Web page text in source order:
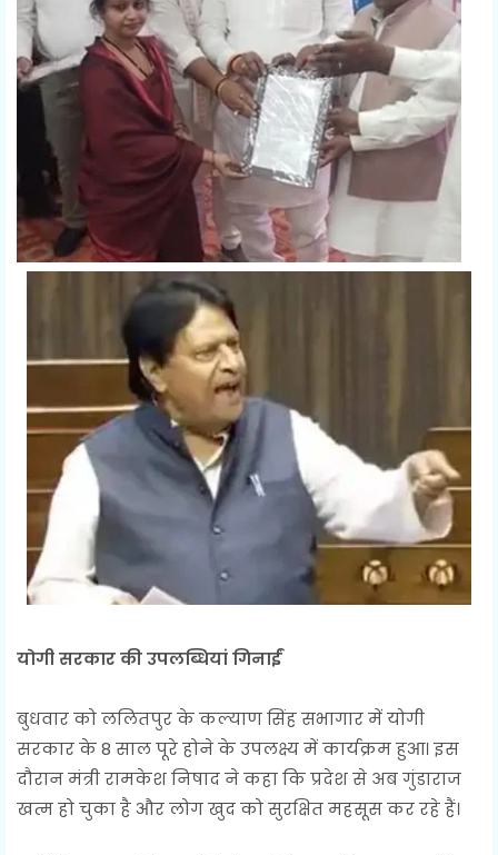
योगी सरकार की उपलब्धियां गिनाईं
बुधवार को ललितपुर के कल्याण सिंह सभागार में योगी
सरकार के 8 साल पूरे होने के उपलक्ष्य में कार्यक्रम हुआ। इस
दौरान मंत्री रामकेश निषाद ने कहा कि प्रदेश से अब गुंडाराज
खत्म हो चुका है और लोग खुद को सुरक्षित महसूस कर रहे हैं।